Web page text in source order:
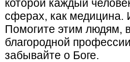
которой каждый
сферах, как медицина.
Помогите этим людям,
благородной
забывайте о Боге.